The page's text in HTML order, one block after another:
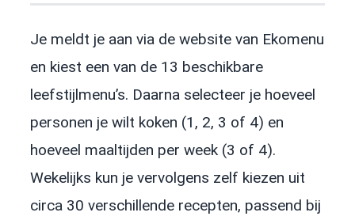
Je meldt je aan via de website van Ekomenu
en kiest een van de 13 beschikbare
leefstijlmenu’s. Daarna selecteer je hoeveel
personen je wilt koken (1, 2, 3 of 4) en
hoeveel maaltijden per week (3 of 4).
Wekelijks kun je vervolgens zelf kiezen uit
circa 30 verschillende recepten, passend bij